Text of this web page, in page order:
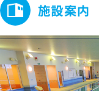
施設案内